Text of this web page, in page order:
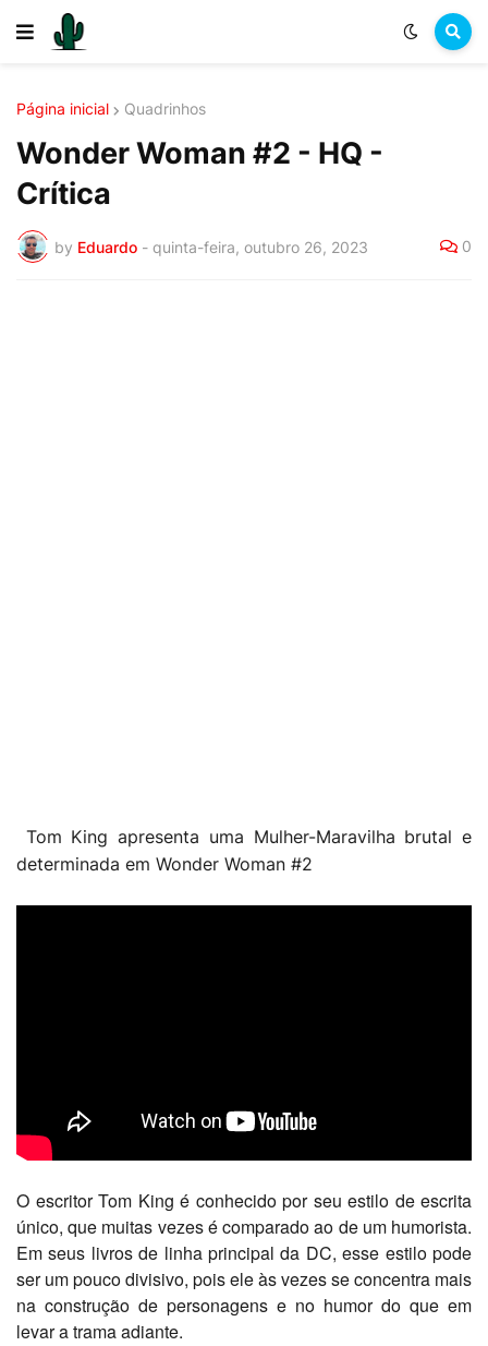
Página inicial Quadrinhos
Wonder Woman #2 - HQ -
Crítica
by Eduardo - quinta-feira, outubro 26, 2023 0
Tom King apresenta uma Mulher-Maravilha brutal e
determinada em Wonder Woman #2
O escritor Tom King é conhecido por seu estilo de escrita
único, que muitas vezes é comparado ao de um humorista.
Em seus livros de linha principal da DC, esse estilo pode
ser um pouco divisivo, pois ele às vezes se concentra mais
na construção de personagens e no humor do que em
levar a trama adiante.